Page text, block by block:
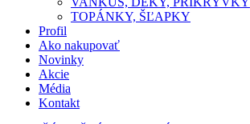
TOPÁNKY, ŠĽAPKY
Profil
Ako nakupovať
Novinky
Akcie
Média
Kontakt